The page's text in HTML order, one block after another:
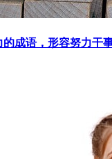
的成语，形容努力干